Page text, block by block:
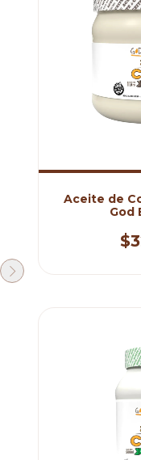
Aceite de
God